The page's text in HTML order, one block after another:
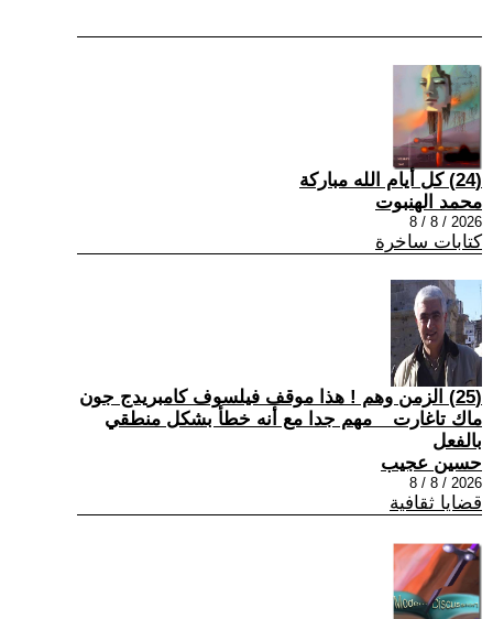
(24) كل أيام الله مباركة
محمد الهنبوت
2026 / 8 / 8
كتابات ساخرة
(25) الزمن وهم ! هذا موقف فيلسوف كامبريدج جون
ماك تاغارت _ مهم جدا مع أنه خطأ بشكل منطقي
بالفعل
حسين عجيب
2026 / 8 / 8
قضايا ثقافية